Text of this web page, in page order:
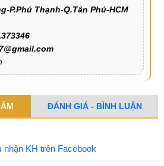
P.Phú Thạnh-Q.Tân Phú-HCM
ĐÁNH GIÁ - BÌNH LUẬN
nhận KH trên Facebook